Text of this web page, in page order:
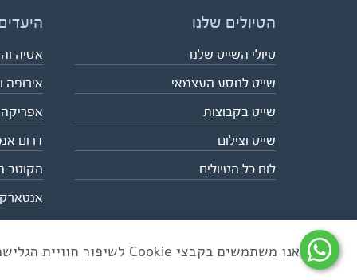
הטיולים שלנו
טיולי השייט שלנו
שייט לנוסע העצמאי
שייט בקבוצות
שייט וצילום
לוח כל הטיולים
אסיה
אירופה
אפריקה
דרום
הקוטב
כל הזכויות שמורות לאקו טיולי שטח | טלפון 03-6879090 | פקס 03-6879099 |
אנו משתמשים בקבצי Cookie לשיפור חוויית הגלישה ולניתוח שימוש באתר